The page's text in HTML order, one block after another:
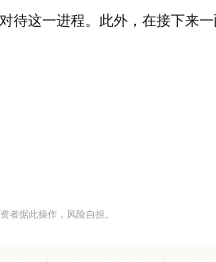
待这一进程。此外，在接下来
者据此操作，风险自担。